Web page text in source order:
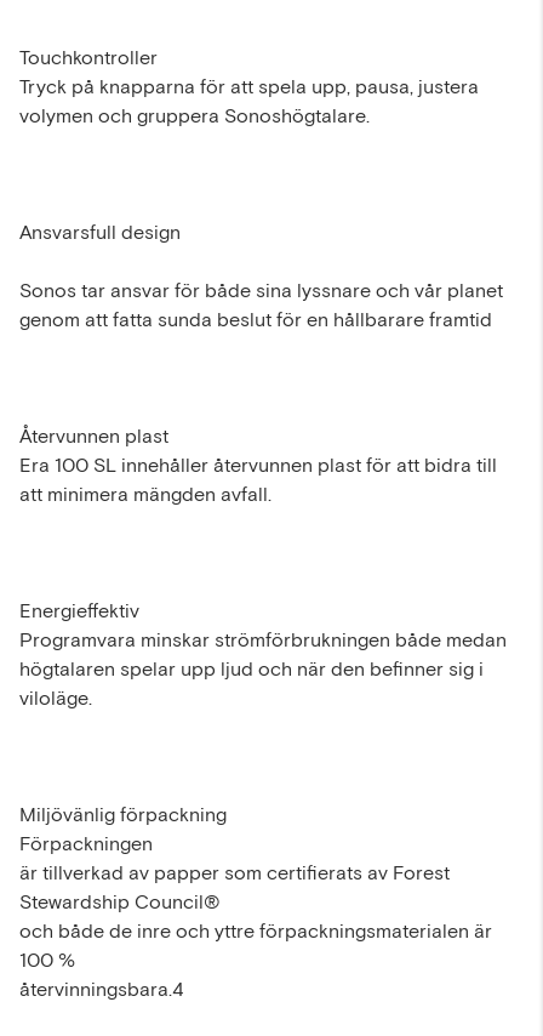
Touchkontroller
Tryck på knapparna för att spela upp, pausa, justera
volymen och gruppera Sonoshögtalare.
Ansvarsfull design
Sonos tar ansvar för både sina lyssnare och vår planet
genom att fatta sunda beslut för en hållbarare framtid
Återvunnen plast
Era 100 SL innehåller återvunnen plast för att bidra till
att minimera mängden avfall.
Energieffektiv
Programvara minskar strömförbrukningen både medan
högtalaren spelar upp ljud och när den befinner sig i
viloläge.
Miljövänlig förpackning
Förpackningen
är tillverkad av papper som certifierats av Forest
Stewardship Council®
och både de inre och yttre förpackningsmaterialen är
100 %
återvinningsbara.4